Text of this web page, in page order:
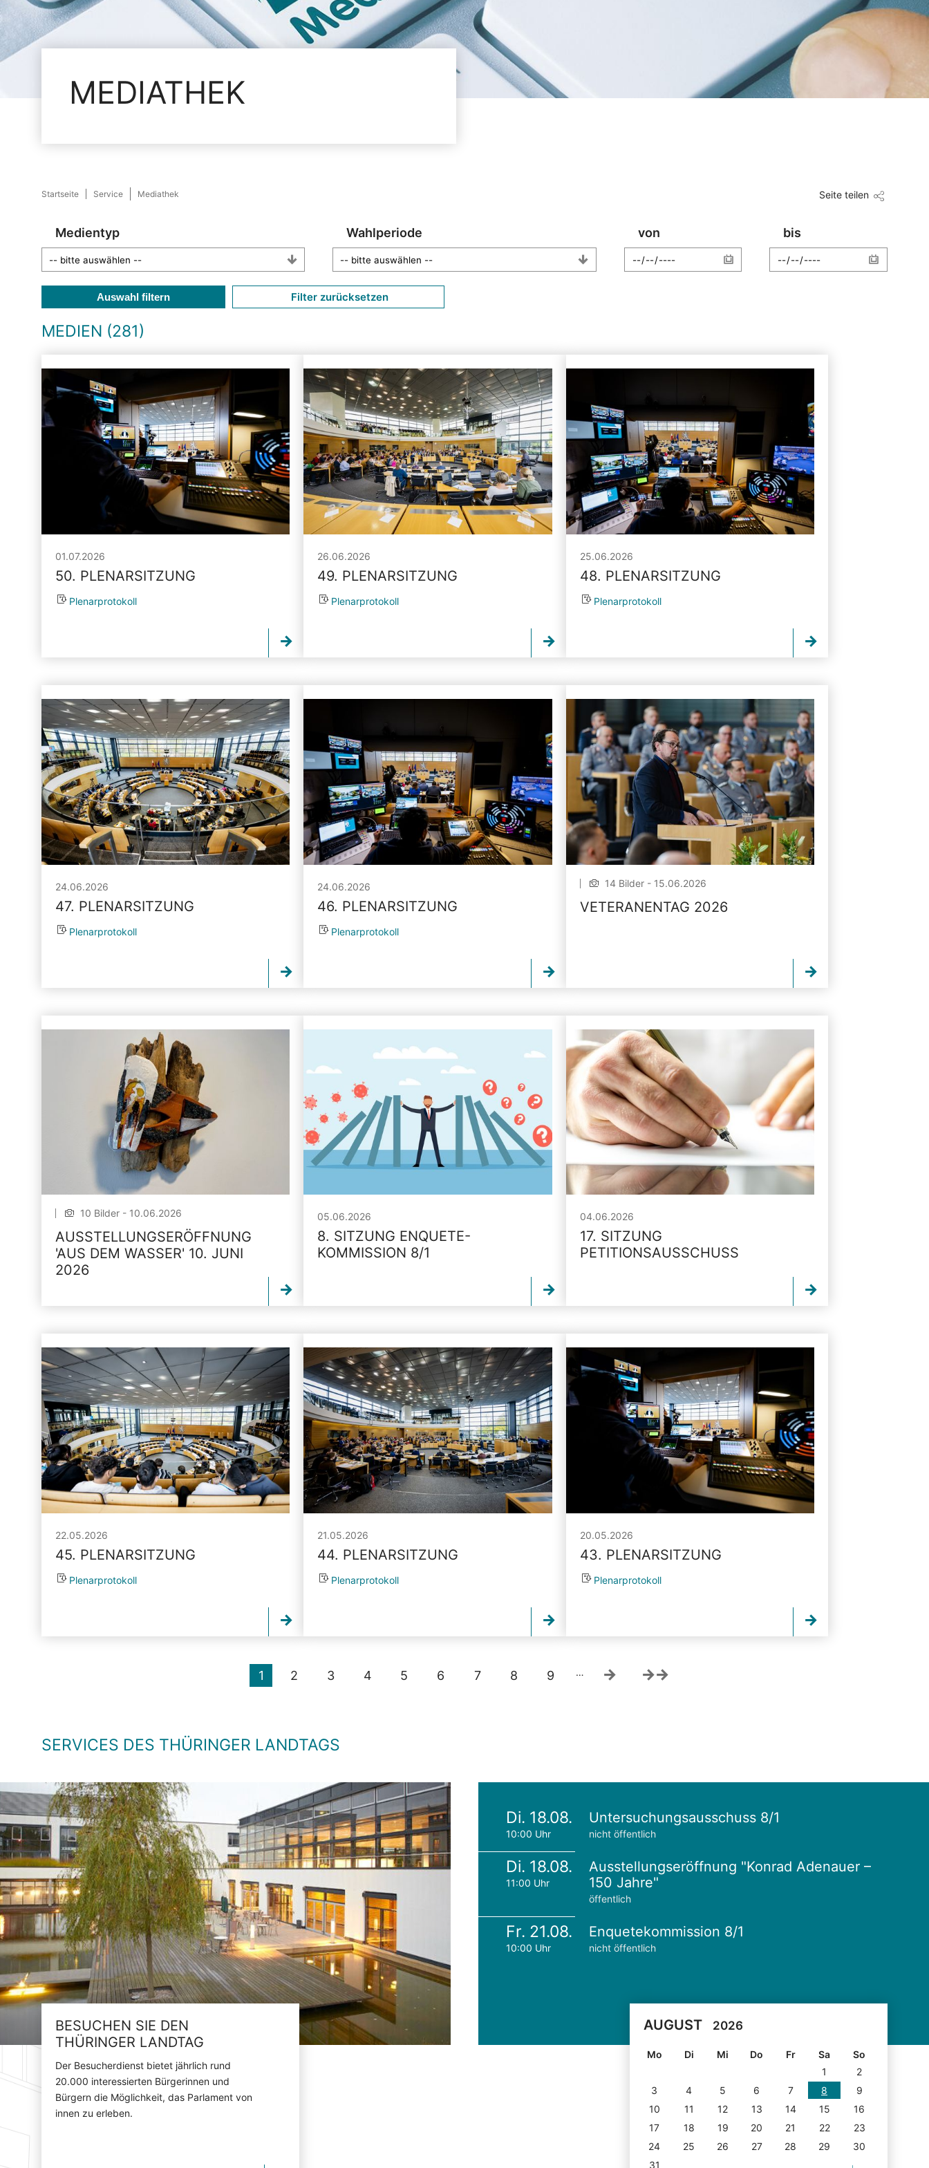
MEDIATHEK
Startseite Service Mediathek Seite teilen
Medientyp Wahlperiode von bis
Auswahl filtern Filter zurücksetzen
MEDIEN (281)
01.07.2026
50. PLENARSITZUNG
Plenarprotokoll
26.06.2026
49. PLENARSITZUNG
Plenarprotokoll
25.06.2026
48. PLENARSITZUNG
Plenarprotokoll
24.06.2026
47. PLENARSITZUNG
Plenarprotokoll
24.06.2026
46. PLENARSITZUNG
Plenarprotokoll
14 Bilder - 15.06.2026
VETERANENTAG 2026
10 Bilder - 10.06.2026
AUSSTELLUNGSERÖFFNUNG
'AUS DEM WASSER' 10. JUNI
2026
05.06.2026
8. SITZUNG ENQUETE-
KOMMISSION 8/1
04.06.2026
17. SITZUNG
PETITIONSAUSSCHUSS
22.05.2026
45. PLENARSITZUNG
Plenarprotokoll
21.05.2026
44. PLENARSITZUNG
Plenarprotokoll
20.05.2026
43. PLENARSITZUNG
Plenarprotokoll
1 2 3 4 5 6 7 8 9 …
SERVICES DES THÜRINGER LANDTAGS
BESUCHEN SIE DEN
THÜRINGER LANDTAG
Der Besucherdienst bietet jährlich rund
20.000 interessierten Bürgerinnen und
Bürgern die Möglichkeit, das Parlament von
innen zu erleben.
Di. 18.08.
10:00 Uhr
Untersuchungsausschuss 8/1
nicht öffentlich
Di. 18.08.
11:00 Uhr
Ausstellungseröffnung "Konrad Adenauer –
150 Jahre"
öffentlich
Fr. 21.08.
10:00 Uhr
Enquetekommission 8/1
nicht öffentlich
AUGUST 2026
Mo Di Mi Do Fr Sa
So
1
2
3
4 5 6 7 8
9
10
11 12 13 14 15
16
17
18 19 20 21 22
23
24
25 26 27 28 29
30
31